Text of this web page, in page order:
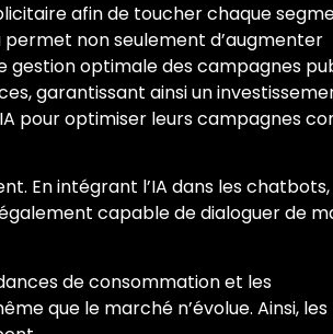
afin de toucher chaque
non seulement d’augmenter
gestion optimale des campagnes
garantissant ainsi un
pour optimiser leurs campagnes
En intégrant l’IA dans les
capable de dialoguer de
de consommation et les
que le marché n’évolue. Ainsi, les